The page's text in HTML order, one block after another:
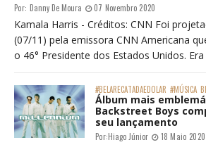
Por: Danny De Moura 07 Novembro 2020
Kamala Harris - Créditos: CNN Foi
(07/11) pela emissora CNN Americana
o 46° Presidente dos Estados Unidos. Era
#BELARECATADAEDOLAR #MÚSICA
Álbum mais
Backstreet Boys
seu lançamento
Por:Hiago Júnior 18 Maio 2020